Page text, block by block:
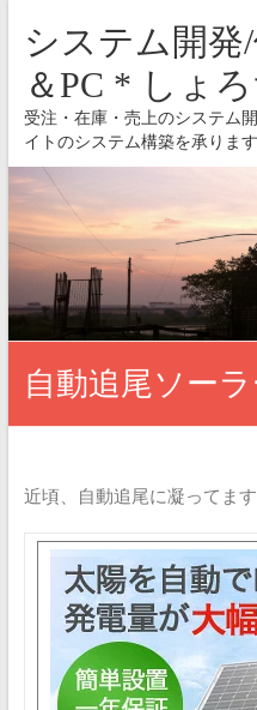
システム開発
＆PC * しょ
受注・在庫・売上のシステム
イトのシステム構築を承ります
自動追尾ソー
近頃、自動追尾に凝ってます